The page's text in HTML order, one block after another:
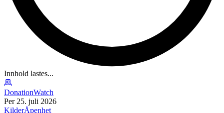
Innhold lastes...
DonationWatch
Per 25. juli 2026
KilderÅpenhet